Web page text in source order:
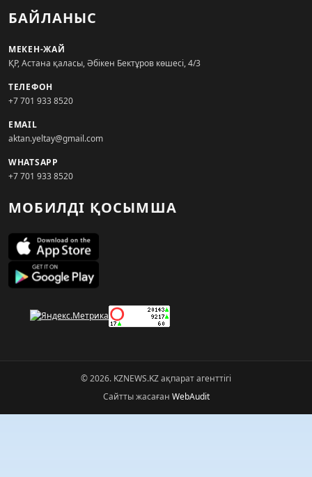
БАЙЛАНЫС
МЕКЕН-ЖАЙ
ҚР, Астана қаласы, Әбікен Бектұров көшесі, 4/3
ТЕЛЕФОН
+7 701 933 8520
EMAIL
aktan.yeltay@gmail.com
WHATSAPP
+7 701 933 8520
МОБИЛДІ ҚОСЫМША
© 2026. KZNEWS.KZ ақпарат агенттігі
Сайтты жасаған WebAudit